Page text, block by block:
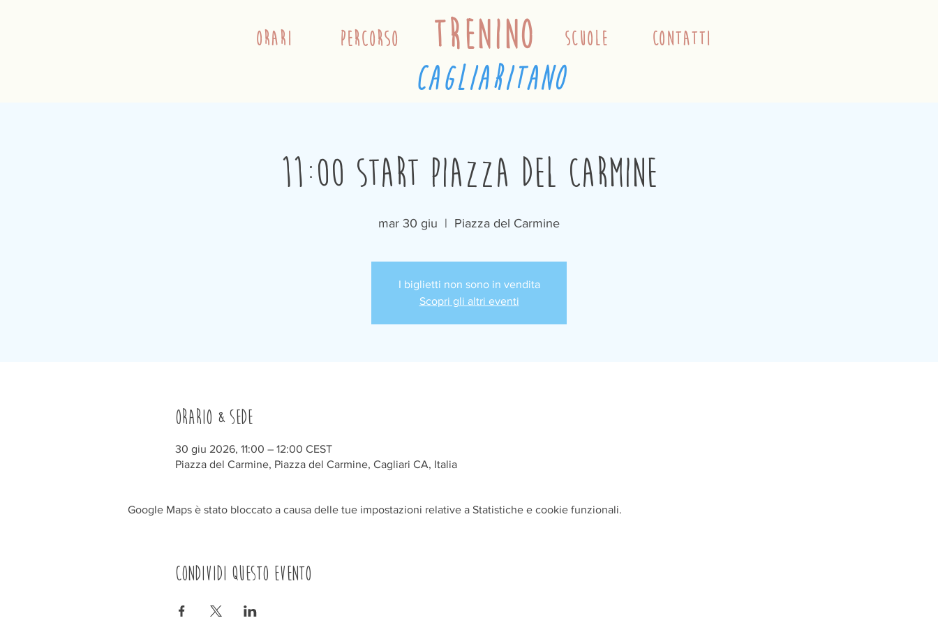
orari percorso trenino scuole
cagliaritano
contatti
11:00 Start Piazza del Carmine
mar 30 giu
  |
Piazza del Carmine
I biglietti non sono in vendita
Scopri gli altri eventi
Orario & Sede
30 giu 2026, 11:00 – 12:00 CEST
Piazza del Carmine, Piazza del Carmine, Cagliari CA, Italia
Google Maps è stato bloccato a causa delle tue impostazioni relative a Statistiche e cookie funzionali.
Condividi questo evento